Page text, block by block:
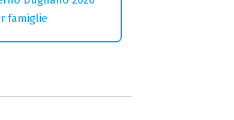
famiglie